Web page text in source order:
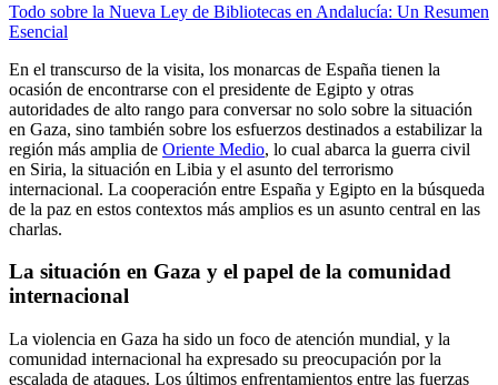
Todo sobre la Nueva Ley de Bibliotecas en Andalucía: Un Resumen
Esencial
En el transcurso de la visita, los monarcas de España tienen la
ocasión de encontrarse con el presidente de Egipto y otras
autoridades de alto rango para conversar no solo sobre la situación
en Gaza, sino también sobre los esfuerzos destinados a estabilizar la
región más amplia de Oriente Medio, lo cual abarca la guerra civil
en Siria, la situación en Libia y el asunto del terrorismo
internacional. La cooperación entre España y Egipto en la búsqueda
de la paz en estos contextos más amplios es un asunto central en las
charlas.
La situación en Gaza y el papel de la comunidad
internacional
La violencia en Gaza ha sido un foco de atención mundial, y la
comunidad internacional ha expresado su preocupación por la
escalada de ataques. Los últimos enfrentamientos entre las fuerzas